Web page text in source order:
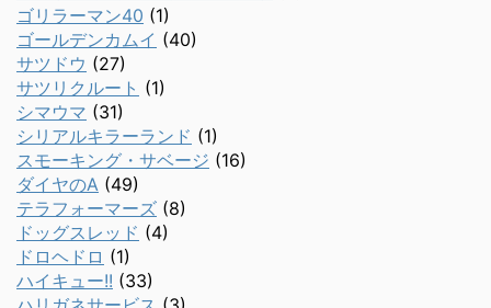
ゴリラーマン40 (1)
ゴールデンカムイ (40)
サツドウ (27)
サツリクルート (1)
シマウマ (31)
シリアルキラーランド (1)
スモーキング・サベージ (16)
ダイヤのA (49)
テラフォーマーズ (8)
ドッグスレッド (4)
ドロヘドロ (1)
ハイキュー!! (33)